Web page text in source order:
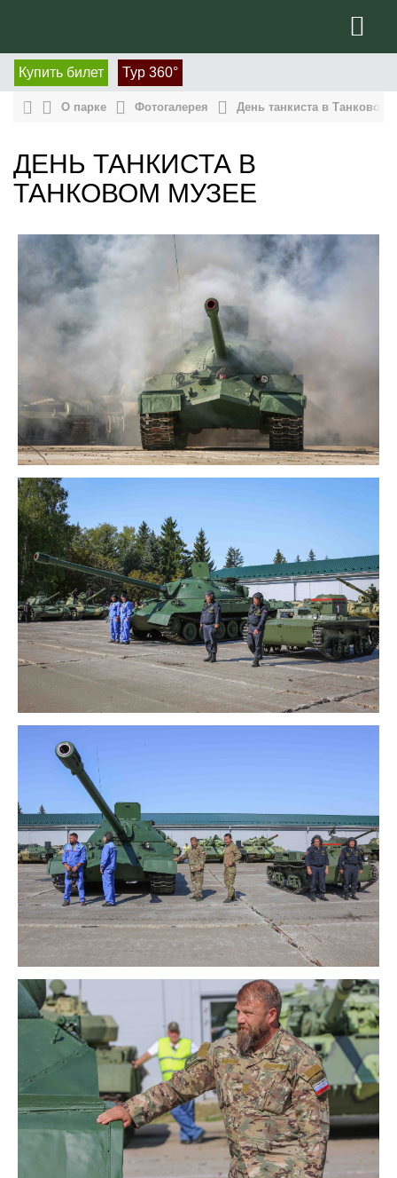
Купить билет Тур 360°
О парке Фотогалерея День танкиста в Танковом
ДЕНЬ ТАНКИСТА В
ТАНКОВОМ МУЗЕЕ